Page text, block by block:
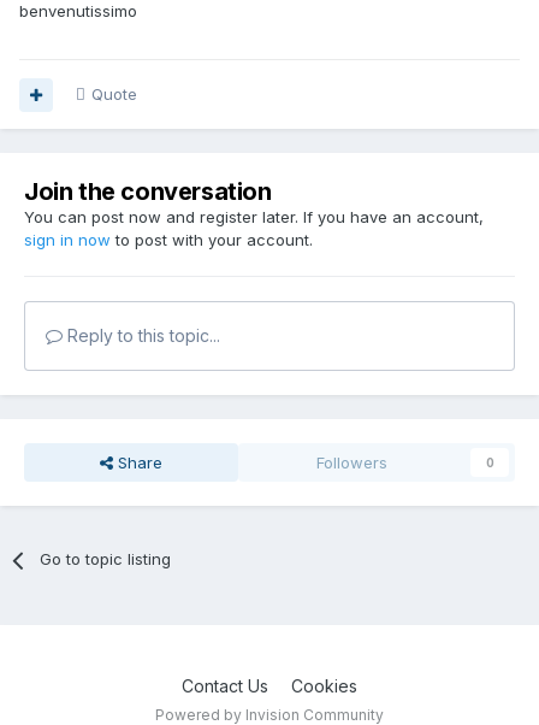
benvenutissimo
Quote
Join the conversation
You can post now and register later. If you have an account,
sign in now to post with your account.
Reply to this topic...
Share Followers 0
Go to topic listing
Contact Us Cookies
Powered by Invision Community